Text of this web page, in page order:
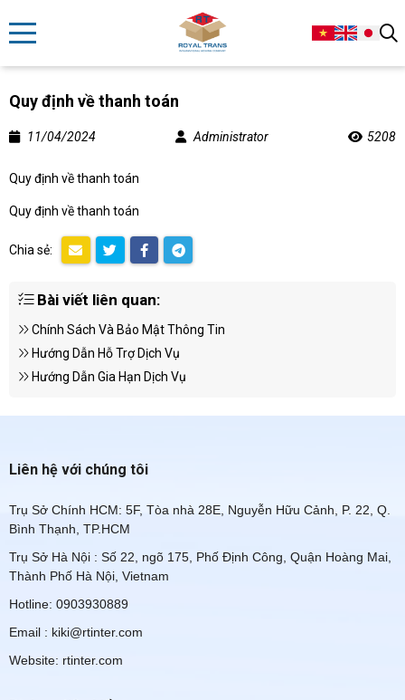
Quy định về thanh toán
11/04/2024 Administrator 5208
Quy định về thanh toán
Quy định về thanh toán
Chia sẻ:
Bài viết liên quan:
Chính Sách Và Bảo Mật Thông Tin
Hướng Dẫn Hỗ Trợ Dịch Vụ
Hướng Dẫn Gia Hạn Dịch Vụ
Liên hệ với chúng tôi
Trụ Sở Chính HCM: 5F, Tòa nhà 28E, Nguyễn Hữu Cảnh, P. 22, Q.
Bình Thạnh, TP.HCM
Trụ Sở Hà Nội : Số 22, ngõ 175, Phố Định Công, Quận Hoàng Mai,
Thành Phố Hà Nội, Vietnam
Hotline: 0903930889
Email : kiki@rtinter.com
Website: rtinter.com